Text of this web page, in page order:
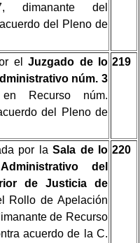
dimanante del
del Pleno de
el Juzgado de lo
núm. 3
en Recurso núm.
del Pleno de
219
por la Sala de lo
del
de Justicia de
Rollo de Apelación
de Recurso
acuerdo de la C.
220